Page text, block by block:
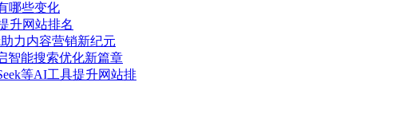
哪些变化
升网站排名
力内容营销新纪元
智能搜索优化新篇章
等AI工具提升网站排